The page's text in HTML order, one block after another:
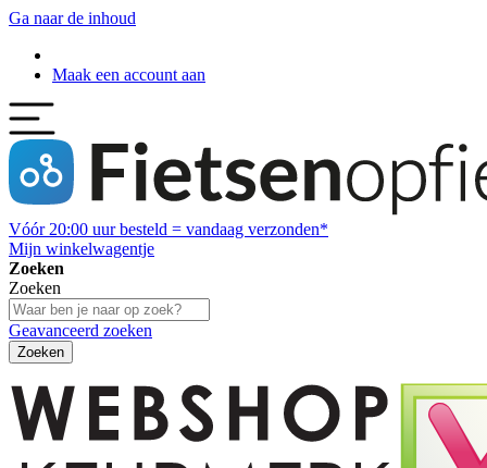
Ga naar de inhoud
Maak een account aan
Vóór 20:00 uur besteld = vandaag verzonden*
Mijn winkelwagentje
Zoeken
Zoeken
Geavanceerd zoeken
Zoeken